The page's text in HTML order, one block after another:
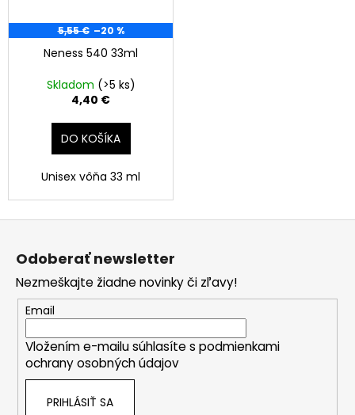
5,55 € –20 %
Neness 540 33ml
Skladom (>5 ks)
4,40 €
DO KOŠÍKA
Unisex vôňa 33 ml
Z
Odoberať newsletter
Nezmeškajte žiadne novinky či zľavy!
Email
Vložením e-mailu súhlasíte s podmienkami
ochrany osobných údajov
PRIHLÁSIŤ SA